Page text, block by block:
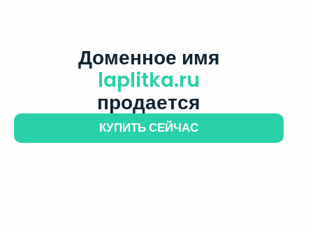
Доменное имя
laplitka.ru
продается
КУПИТЬ СЕЙЧАС